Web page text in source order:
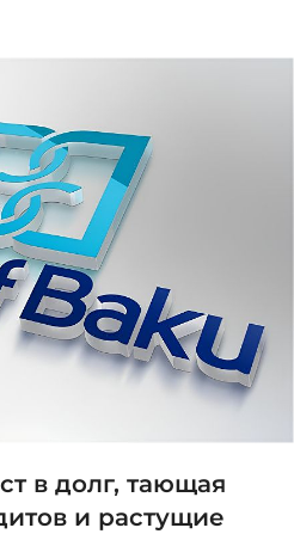
в долг, тающая
и растущие